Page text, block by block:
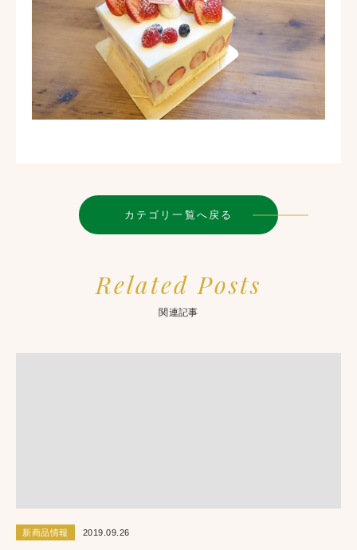
カテゴリ一覧へ戻る
Related Posts
関連記事
新商品情報 2019.09.26